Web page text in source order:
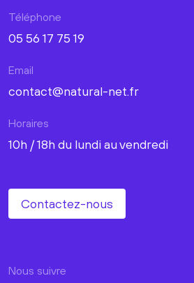
Téléphone
05 56 17 75 19
Email
contact@natural-net.fr
Horaires
10h / 18h du lundi au vendredi
Contactez-nous
Nous suivre